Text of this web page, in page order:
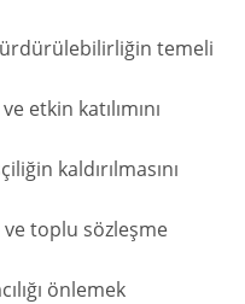
temeli
etkin katılımını
kaldırılmasını
toplu sözleşme
önlemek